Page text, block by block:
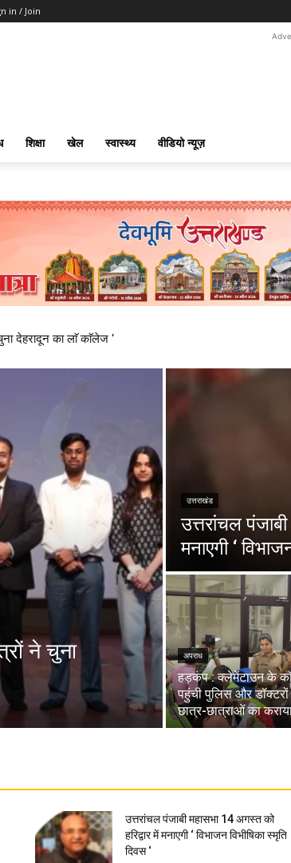
in / Join
शिक्षा खेल स्वास्थ्य वीडियो न्यूज़
देहरादून का लाॅ काॅलेज ‘
ने चुना
उत्तराखंड
उत्तरांचल
मनाएगी ‘
अपराध
हड़कंप : क्लेमेंटाउन के
पहुंची पुलिस और
छात्र-छात्राओं का
उत्तरांचल पंजाबी महासभा 14 अगस्त को
हरिद्वार में मनाएगी ‘ विभाजन विभीषिका स्मृति
दिवस ‘